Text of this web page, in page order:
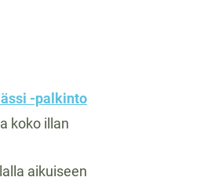
-palkinto
koko illan
aikuiseen